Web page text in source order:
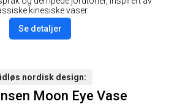
kinesiske vaser.
Se detaljer
nordisk design
Moon Eye Vase